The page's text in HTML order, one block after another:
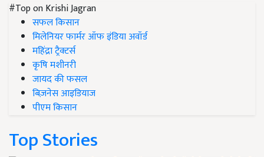
#Top on Krishi Jagran
सफल किसान
मिलेनियर फार्मर ऑफ इंडिया अवॉर्ड
महिंद्रा ट्रैक्टर्स
कृषि मशीनरी
जायद की फसल
बिज़नेस आइडियाज
पीएम किसान
Top Stories